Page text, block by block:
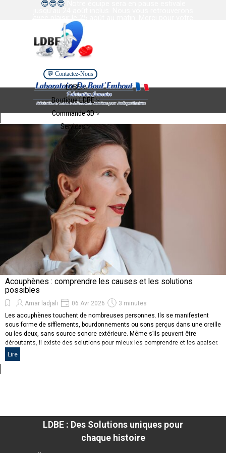
Aller au contenu
😎😎😎
confiance et votre collaboration. Bel été à tous.
💬 Contactez-Nous
Sauter le menu
LDBE ˅
▼
Boutique LDBE ˅
▼
Commande 3D ˅
▼
Services ˅
▼
Acouphènes : comprendre les causes et les solutions
possibles
Amar ladjali 06 Avr 2026
3 minutes
Les acouphènes touchent de nombreuses personnes. Ils se manifestent
sous forme de sifflements, bourdonnements ou sons perçus dans une oreille
ou les deux, sans source sonore extérieure. Même s’ils peuvent être
déroutants, il existe des solutions pour mieux les comprendre et les apaiser.
Lire
LDBE : Des Solutions uniques pour
chaque histoire